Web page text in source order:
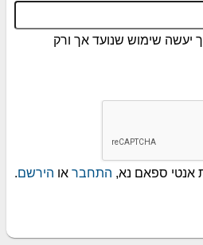
יעשה שימוש שנועד אך ורק
אנטי ספאם נא, התחבר או הירשם.